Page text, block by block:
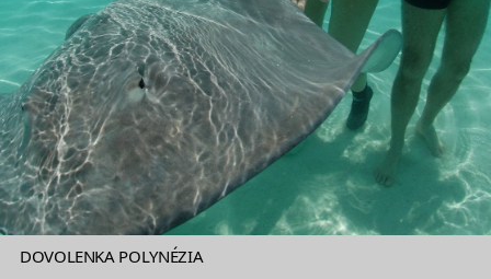
DOVOLENKA POLYNÉZIA